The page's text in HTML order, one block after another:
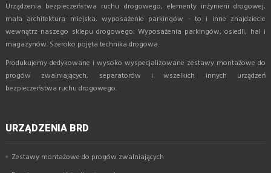
Urządzenia bezpieczeństwa ruchu drogowego, elementy inżynierii drogowej,
mała architektura miejska, wyposażenie parkingów - to i inne znajdziecie
wewnątrz naszego sklepu drogowego. Wyposażenia parkingów, osiedli, hal i
magazynów. Szeroko pojęta technika drogowa.
Produkujemy dedykowane i wysoko wyspecjalizowane zestawy montażowe do
progów zwalniających, separatorów i wszelkich innych urządzeń
bezpieczeństwa ruchu drogowego.
URZĄDZENIA BRD
Zestawy montażowe do progów zwalniających